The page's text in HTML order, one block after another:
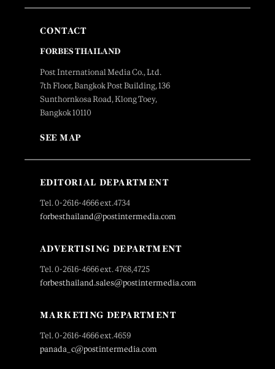
CONTACT
FORBES THAILAND
Post International Media Co., Ltd.
7th Floor, Bangkok Post Building, 136
Sunthornkosa Road, Klong Toey,
Bangkok 10110
SEE MAP
EDITORIAL DEPARTMENT
Tel. 0-2616-4666 ext.4734
forbesthailand@postintermedia.com
ADVERTISING DEPARTMENT
Tel. 0-2616-4666 ext. 4768,4725
forbesthailand.sales@postintermedia.com
MARKETING DEPARTMENT
Tel. 0-2616-4666 ext.4659
panada_c@postintermedia.com